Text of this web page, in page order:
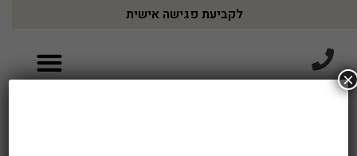
לקביעת פגישה אישית
×